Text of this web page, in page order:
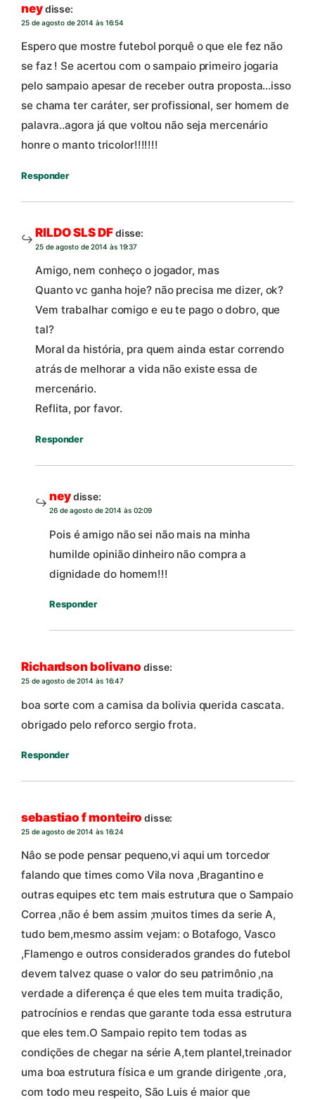
neydisse:
25 de agosto de 2014 às 16:54
Espero que mostre futebol porquê o que ele fez não
se faz ! Se acertou com o sampaio primeiro jogaria
pelo sampaio apesar de receber outra proposta…isso
se chama ter caráter, ser profissional, ser homem de
palavra..agora já que voltou não seja mercenário
honre o manto tricolor!!!!!!!
Responder
RILDO SLS DFdisse:
25 de agosto de 2014 às 19:37
Amigo, nem conheço o jogador, mas
Quanto vc ganha hoje? não precisa me dizer, ok?
Vem trabalhar comigo e eu te pago o dobro, que
tal?
Moral da história, pra quem ainda estar correndo
atrás de melhorar a vida não existe essa de
mercenário.
Reflita, por favor.
Responder
neydisse:
26 de agosto de 2014 às 02:09
Pois é amigo não sei não mais na minha
humilde opinião dinheiro não compra a
dignidade do homem!!!
Responder
Richardson bolivano disse:
25 de agosto de 2014 às 16:47
boa sorte com a camisa da bolivia querida cascata.
obrigado pelo reforco sergio frota.
Responder
sebastiao f monteiro disse:
25 de agosto de 2014 às 16:24
Nâo se pode pensar pequeno,vi aqui um torcedor
falando que times como Vila nova ,Bragantino e
outras equipes etc tem mais estrutura que o Sampaio
Correa ,não é bem assim ;muitos times da serie A,
tudo bem,mesmo assim vejam: o Botafogo, Vasco
,Flamengo e outros considerados grandes do futebol
devem talvez quase o valor do seu patrimônio ,na
verdade a diferença é que eles tem muita tradição,
patrocínios e rendas que garante toda essa estrutura
que eles tem.O Sampaio repito tem todas as
condições de chegar na série A,tem plantel,treinador
uma boa estrutura física e um grande dirigente ,ora,
com todo meu respeito, São Luis é maior que